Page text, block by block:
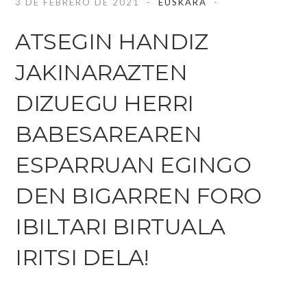
ATSEGIN HANDIZ
JAKINARAZTEN
DIZUEGU HERRI
BABESAREAREN
ESPARRUAN EGINGO
DEN BIGARREN FORO
IBILTARI BIRTUALA
IRITSI DELA!